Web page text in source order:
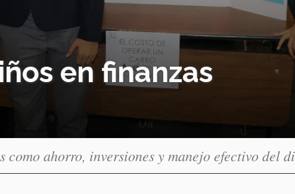
en finanzas
como ahorro, inversiones y manejo efectivo del